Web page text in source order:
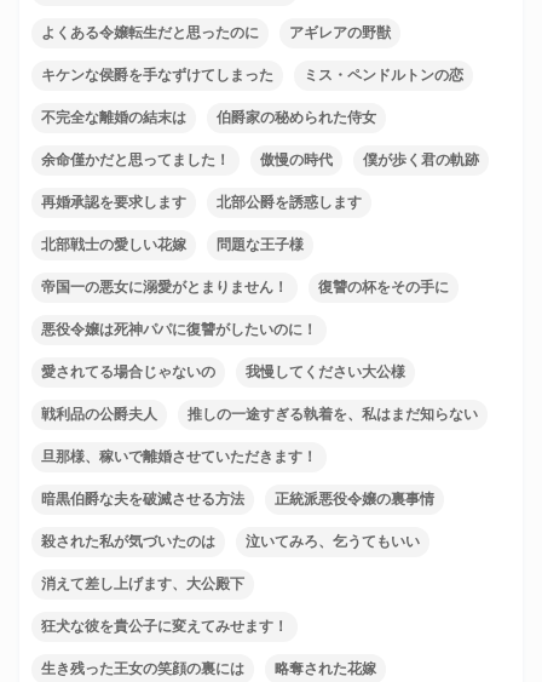
よくある令嬢転生だと思ったのに アギレアの野獣
キケンな侯爵を手なずけてしまった ミス・ペンドルトンの恋
不完全な離婚の結末は 伯爵家の秘められた侍女
余命僅かだと思ってました！ 傲慢の時代 僕が歩く君の軌跡
再婚承認を要求します 北部公爵を誘惑します
北部戦士の愛しい花嫁 問題な王子様
帝国一の悪女に溺愛がとまりません！ 復讐の杯をその手に
悪役令嬢は死神パパに復讐がしたいのに！
愛されてる場合じゃないの 我慢してください大公様
戦利品の公爵夫人 推しの一途すぎる執着を、私はまだ知らない
旦那様、稼いで離婚させていただきます！
暗黒伯爵な夫を破滅させる方法 正統派悪役令嬢の裏事情
殺された私が気づいたのは 泣いてみろ、乞うてもいい
消えて差し上げます、大公殿下
狂犬な彼を貴公子に変えてみせます！
生き残った王女の笑顔の裏には 略奪された花嫁